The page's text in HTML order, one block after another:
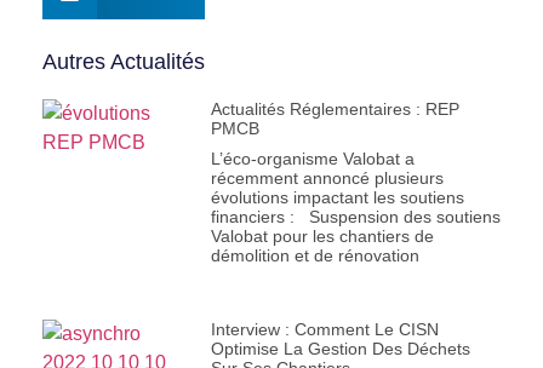
Autres Actualités
Actualités Réglementaires : REP
PMCB
L’éco-organisme Valobat a
récemment annoncé plusieurs
évolutions impactant les soutiens
financiers : Suspension des soutiens
Valobat pour les chantiers de
démolition et de rénovation
Interview : Comment Le CISN
Optimise La Gestion Des Déchets